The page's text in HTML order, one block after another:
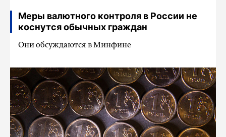
Меры валютного контроля в России не
коснутся обычных граждан
Они обсуждаются в Минфине